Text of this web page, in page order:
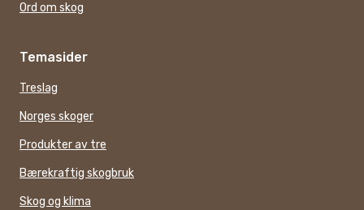
Ord om skog
Temasider
Treslag
Norges skoger
Produkter av tre
Bærekraftig skogbruk
Skog og klima